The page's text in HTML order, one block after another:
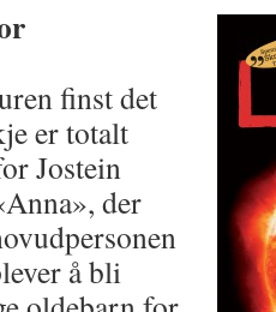
finst det
er totalt
Jostein
der
å bli